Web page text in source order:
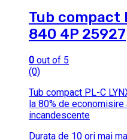
Tub compact
840 4P 25927
0 out of 5
(0)
Tub compact PL-C
la 80% de
incandescente
Durata de 10 ori mai